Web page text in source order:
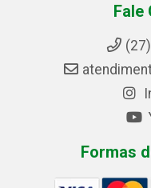
Fale
Formas